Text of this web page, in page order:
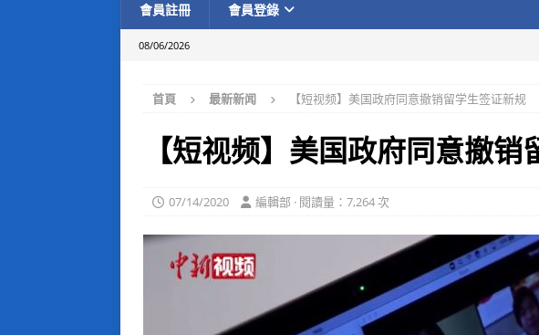
會員註冊 會員登錄
08/06/2026
首頁 最新新闻 【短视频】美国政府同意撤销留学生签证新规
【短视频】美国政府同意撤
07/14/2020 編輯部 · 閱讀量：7,264 次